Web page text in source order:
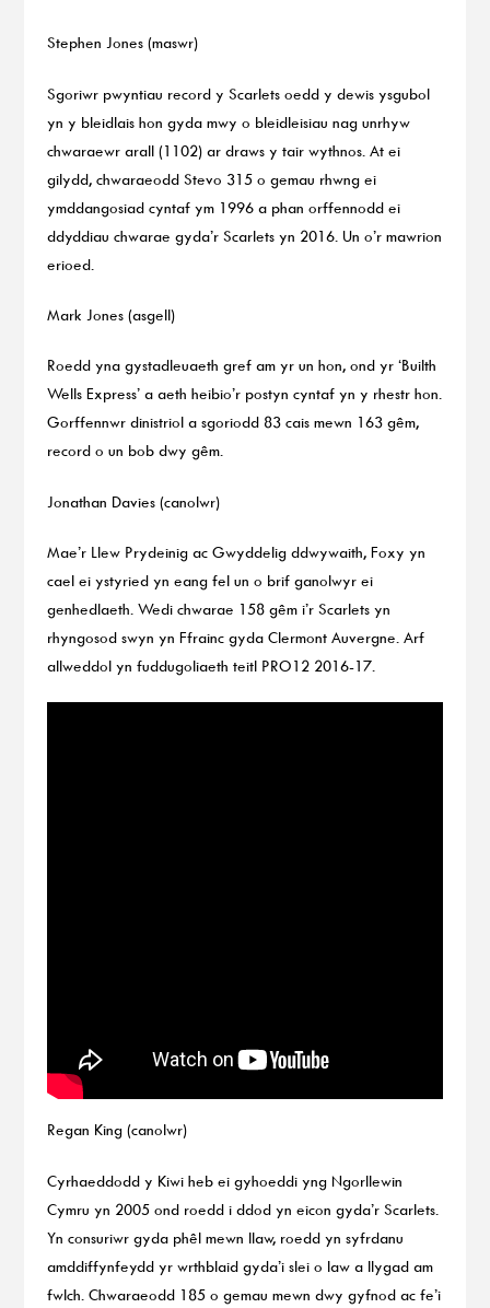
Stephen Jones (maswr)
Sgoriwr pwyntiau record y Scarlets oedd y dewis ysgubol
yn y bleidlais hon gyda mwy o bleidleisiau nag unrhyw
chwaraewr arall (1102) ar draws y tair wythnos. At ei
gilydd, chwaraeodd Stevo 315 o gemau rhwng ei
ymddangosiad cyntaf ym 1996 a phan orffennodd ei
ddyddiau chwarae gyda’r Scarlets yn 2016. Un o’r mawrion
erioed.
Mark Jones (asgell)
Roedd yna gystadleuaeth gref am yr un hon, ond yr ‘Builth
Wells Express’ a aeth heibio’r postyn cyntaf yn y rhestr hon.
Gorffennwr dinistriol a sgoriodd 83 cais mewn 163 gêm,
record o un bob dwy gêm.
Jonathan Davies (canolwr)
Mae’r Llew Prydeinig ac Gwyddelig ddwywaith, Foxy yn
cael ei ystyried yn eang fel un o brif ganolwyr ei
genhedlaeth. Wedi chwarae 158 gêm i’r Scarlets yn
rhyngosod swyn yn Ffrainc gyda Clermont Auvergne. Arf
allweddol yn fuddugoliaeth teitl PRO12 2016-17.
Regan King (canolwr)
Cyrhaeddodd y Kiwi heb ei gyhoeddi yng Ngorllewin
Cymru yn 2005 ond roedd i ddod yn eicon gyda’r Scarlets.
Yn consuriwr gyda phêl mewn llaw, roedd yn syfrdanu
amddiffynfeydd yr wrthblaid gyda’i slei o law a llygad am
fwlch. Chwaraeodd 185 o gemau mewn dwy gyfnod ac fe’i